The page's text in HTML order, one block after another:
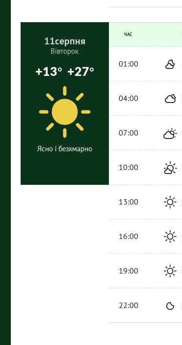
11серпня
Вівторок
+13° +27°
Ясно і безхмарно
ЧАС
01:00
04:00
07:00
10:00
13:00
16:00
19:00
22:00